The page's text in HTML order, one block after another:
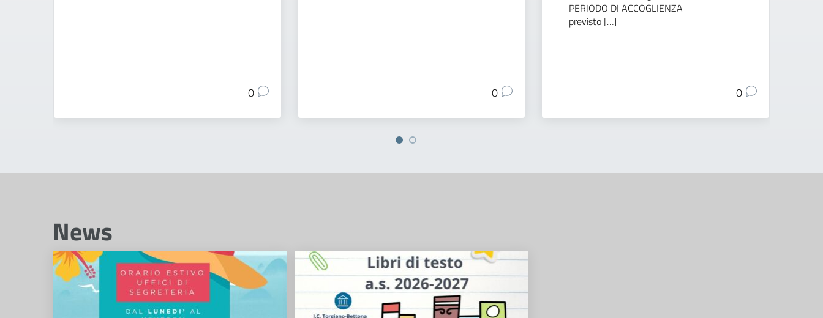
0 0
PERIODO DI ACCOGLIENZA
previsto […]
0
News